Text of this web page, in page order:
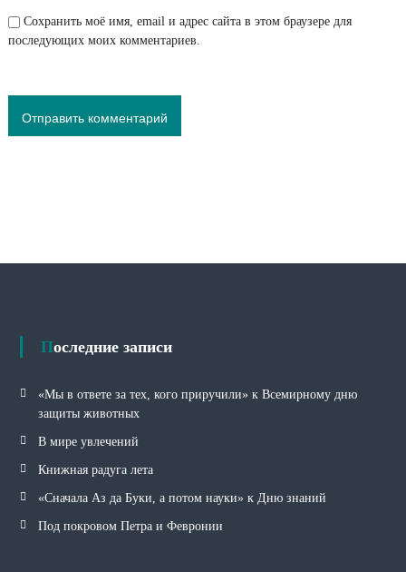
Сохранить моё имя, email и адрес сайта в этом браузере для
последующих моих комментариев.
Последние записи
«Мы в ответе за тех, кого приручили» к Всемирному дню
защиты животных
В мире увлечений
Книжная радуга лета
«Сначала Аз да Буки, а потом науки» к Дню знаний
Под покровом Петра и Февронии